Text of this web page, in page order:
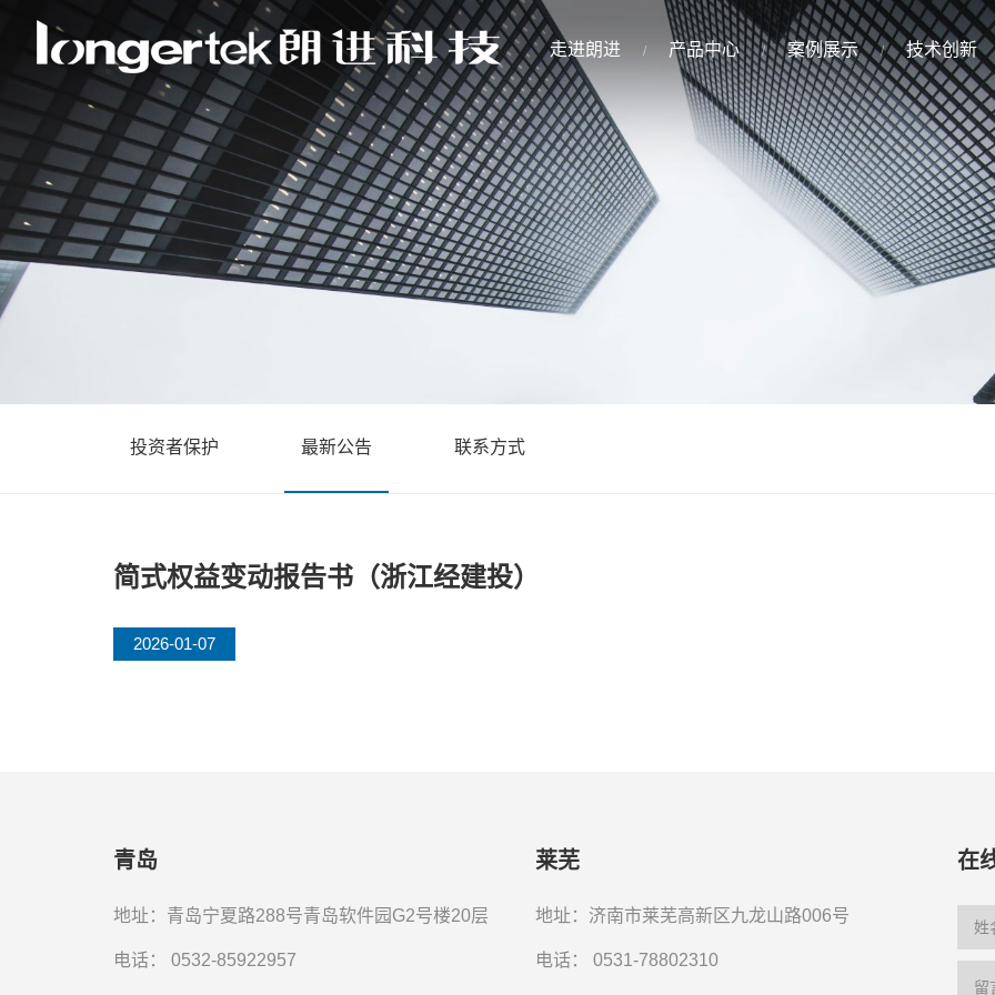
走进朗进 产品中心 案例展示 技术创新
投资者保护 最新公告 联系方式
简式权益变动报告书（浙江经建投）
2026-01-07
青岛
地址：青岛宁夏路288号青岛软件园G2号楼20层
电话： 0532-85922957
莱芜
地址：济南市莱芜高新区九龙山路006号
电话：0531-78802310
在